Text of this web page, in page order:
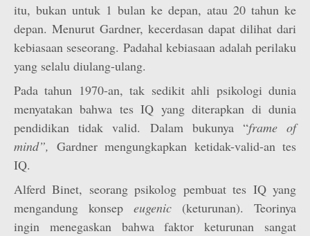
itu, bukan untuk 1 bulan ke depan, atau 20 tahun ke
depan. Menurut Gardner, kecerdasan dapat dilihat dari
kebiasaan seseorang. Padahal kebiasaan adalah perilaku
yang selalu diulang-ulang.
Pada tahun 1970-an, tak sedikit ahli psikologi dunia
menyatakan bahwa tes IQ yang diterapkan di dunia
pendidikan tidak valid. Dalam bukunya “frame of
mind”, Gardner mengungkapkan ketidak-valid-an tes
IQ.
Alferd Binet, seorang psikolog pembuat tes IQ yang
mengandung konsep eugenic (keturunan). Teorinya
ingin menegaskan bahwa faktor keturunan sangat